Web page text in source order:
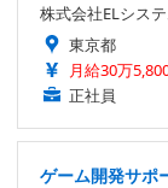
株式会社ELシス
東京都
月給30万
正社員
ゲーム開発サポ